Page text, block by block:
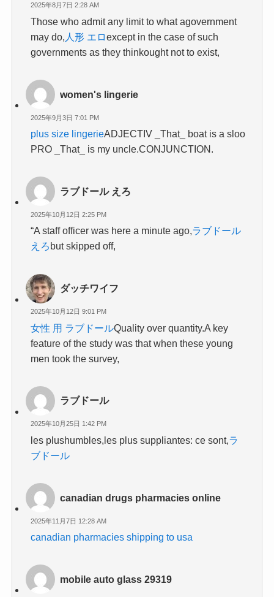
2025年8月7日 2:28 AM
Those who admit any limit to what agovernment
may do, 人形 エロexcept in the case of such
governments as they thinkought not to exist,
women's lingerie​
2025年9月3日 7:01 PM
plus size lingerieADJECTIV _That_ boat is a sloo
PRO _That_ is my uncle.CONJUNCTION.
ラブドール えろ
2025年10月12日 2:25 PM
“A staff officer was here a minute ago,ラブドール
えろ but skipped off,
ダッチワイフ
2025年10月12日 9:01 PM
女性 用 ラブドールQuality over quantity.A key
feature of the study was that when these young
men took the survey,
ラブドール
2025年10月25日 1:42 PM
les plushumbles,les plus suppliantes: ce sont,ラ
ブドール
canadian drugs pharmacies online
2025年11月7日 12:28 AM
canadian pharmacies shipping to usa
mobile auto glass 29319